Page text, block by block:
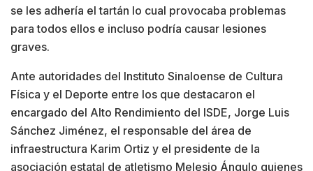
se les adhería el tartán lo cual provocaba problemas
para todos ellos e incluso podría causar lesiones
graves.
Ante autoridades del Instituto Sinaloense de Cultura
Física y el Deporte entre los que destacaron el
encargado del Alto Rendimiento del ISDE, Jorge Luis
Sánchez Jiménez, el responsable del área de
infraestructura Karim Ortiz y el presidente de la
asociación estatal de atletismo Melesio Ángulo quienes